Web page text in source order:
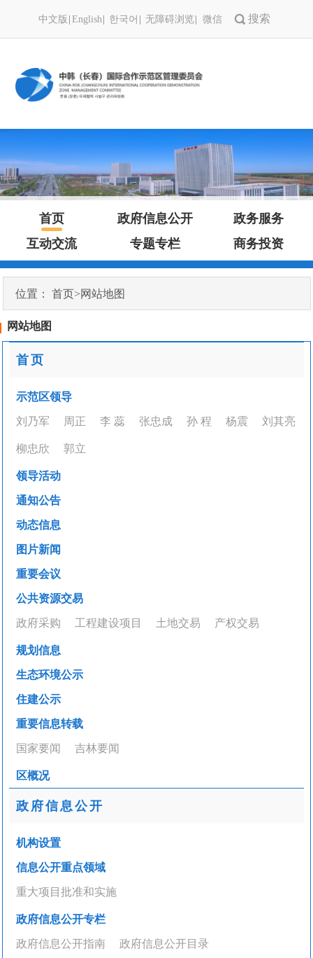
中文版 English 한국어 无障碍浏览 微信
首页 政府信息公开
政务服务
互动交流
专题专栏 商务投资
位置：首页>网站地图
网站地图
首页
示范区领导
刘乃军 周正 李 蕊 张忠成 孙 程 杨震 刘其亮
柳忠欣 郭立
领导活动
通知公告
动态信息
图片新闻
重要会议
公共资源交易
政府采购 工程建设项目 土地交易 产权交易
规划信息
生态环境公示
住建公示
重要信息转载
国家要闻 吉林要闻
区概况
政府信息公开
机构设置
信息公开重点领域
重大项目批准和实施
政府信息公开专栏
政府信息公开指南 政府信息公开目录